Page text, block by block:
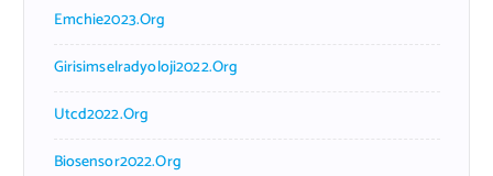
Emchie2023.org
Girisimselradyoloji2022.org
Utcd2022.org
Biosensor2022.org